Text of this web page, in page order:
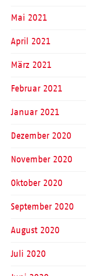
Mai 2021
April 2021
März 2021
Februar 2021
Januar 2021
Dezember 2020
November 2020
Oktober 2020
September 2020
August 2020
Juli 2020